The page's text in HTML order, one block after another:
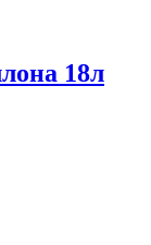
18л